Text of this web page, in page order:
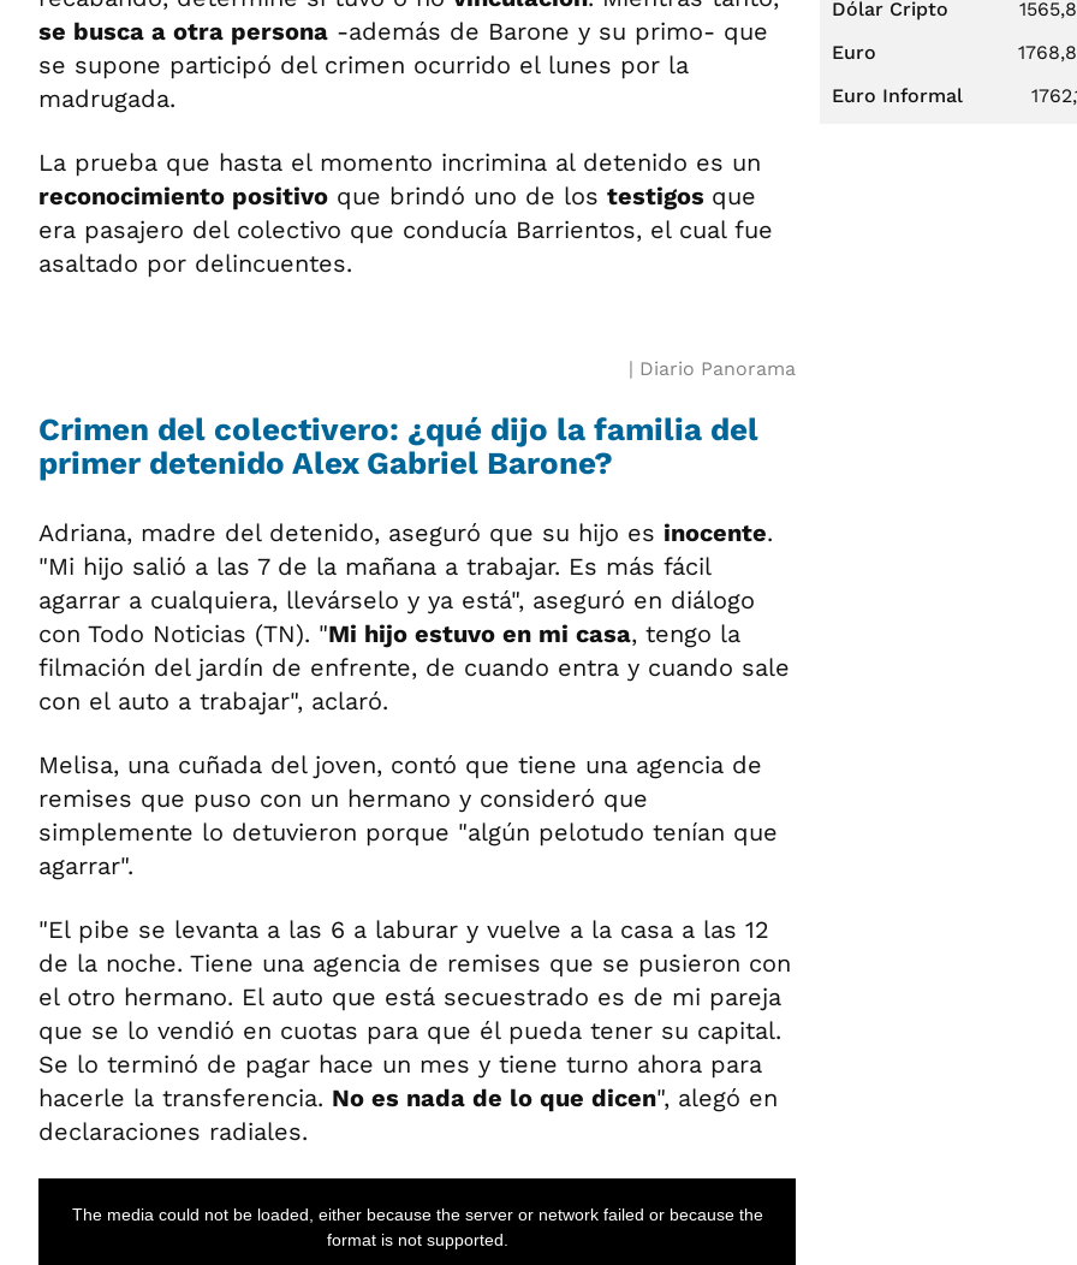
se busca a otra persona -además de Barone y su primo- que
se supone participó del crimen ocurrido el lunes por la
madrugada.
La prueba que hasta el momento incrimina al detenido es un
reconocimiento positivo que brindó uno de los testigos que
era pasajero del colectivo que conducía Barrientos, el cual fue
asaltado por delincuentes.
Diario Panorama
Crimen del colectivero: ¿qué dijo la familia del
primer detenido Alex Gabriel Barone?
Adriana, madre del detenido, aseguró que su hijo es inocente.
"Mi hijo salió a las 7 de la mañana a trabajar. Es más fácil
agarrar a cualquiera, llevárselo y ya está", aseguró en diálogo
con Todo Noticias (TN). "Mi hijo estuvo en mi casa, tengo la
filmación del jardín de enfrente, de cuando entra y cuando sale
con el auto a trabajar", aclaró.
Melisa, una cuñada del joven, contó que tiene una agencia de
remises que puso con un hermano y consideró que
simplemente lo detuvieron porque "algún pelotudo tenían que
agarrar".
"El pibe se levanta a las 6 a laburar y vuelve a la casa a las 12
de la noche. Tiene una agencia de remises que se pusieron con
el otro hermano. El auto que está secuestrado es de mi pareja
que se lo vendió en cuotas para que él pueda tener su capital.
Se lo terminó de pagar hace un mes y tiene turno ahora para
hacerle la transferencia. No es nada de lo que dicen", alegó en
declaraciones radiales.
Dólar Cripto
Euro
Euro Informal